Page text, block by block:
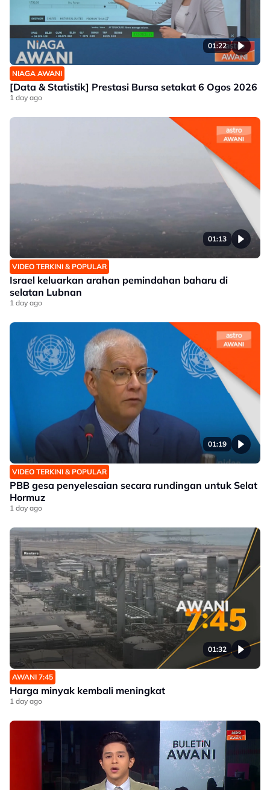
01:22
NIAGA AWANI
[Data & Statistik] Prestasi Bursa setakat 6 Ogos 2026
1 day ago
01:13
VIDEO TERKINI & POPULAR
Israel keluarkan arahan pemindahan baharu di
selatan Lubnan
1 day ago
01:19
VIDEO TERKINI & POPULAR
PBB gesa penyelesaian secara rundingan untuk Selat
Hormuz
1 day ago
01:32
AWANI 7:45
Harga minyak kembali meningkat
1 day ago